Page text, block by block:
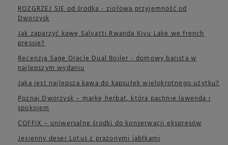
ROZGRZEJ SIĘ od środka - ziołowa przyjemność od
Dworzysk
Jak zaparzyć kawę Salvatti Rwanda Kivu Lake we french
pressie?
Recenzja Sage Oracle Dual Boiler - domowy barista w
najlepszym wydaniu
Jaka jest najlepsza kawa do kapsułek wielokrotnego użytku?
Poznaj Dworzysk – markę herbat, która pachnie lawendą i
spokojem
COFFIX – uniwersalne środki do konserwacji ekspresów
Jesienny deser Lotus z prażonymi jabłkami